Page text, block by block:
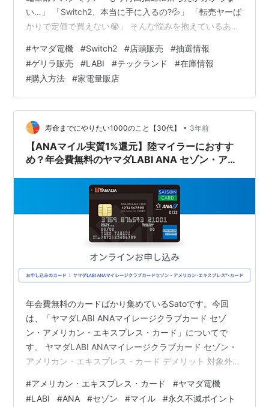
い…」 「Switch2、本当に手に入るの?💦」 「転売ヤーば
かりで定価で買えない😭」 そんな悩みを抱えているあな
10月4日、全国のヤマダ電機各店舗で奇跡のような出来事
が起こりました🌟 抽選倍率100倍超の地獄から一転、**
店頭に並べば買えた!**という報告がSNSで続々と拡散さ
れたんです🎊 LABI池袋、LABI新宿東口、テックランド岐
阜本店など、全国のヤマダ電機でゲリラ的…
#ヤマダ電機 #Switch2 #店頭販売 #抽選情報
#ゲリラ販売 #LABI #テックランド #在庫情報
#購入方法 #家電量販店
寿命までにやりたい1000のこと【30代】 • 3年前
【ANAマイル実質1%還元】陸マイラーにおすす
め？年会費無料のヤマダLABI ANA セゾン・アメ
年会費無料のカードばかり集めているSatoです。今回
は、「ヤマダLABI ANAマイレージクラブカード セゾ
ン・アメリカン・エキスプレス・カード」についてで
す。 ヤマダLABI ANAマイレージクラブカード セゾン・
アメリカン・エキスプレス・カード デメリット 対象外の
年会費無料で持てる ANAマイル1%還元 その他のメリッ
ト ヤマダ電機・LABIで10%還元 必要な２条件 １．対象
#アメリカン・エキスプレス・カード #ヤマダ電機
#LABI #ANA #セゾン #マイル #永久不滅ポイント